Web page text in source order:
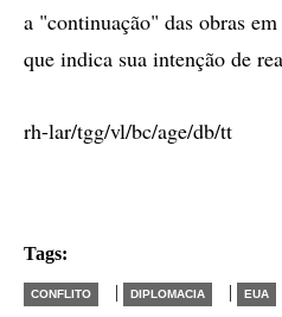
a "continuação" das obras
que indica sua intenção de
rh-lar/tgg/vl/bc/age/db/tt
Tags:
CONFLITO | DIPLOMACIA | EUA